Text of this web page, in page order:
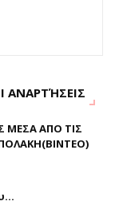
ΑΝΑΡΤΉΣΕΙΣ
ΜΕΣΑ ΑΠΟ ΤΙΣ